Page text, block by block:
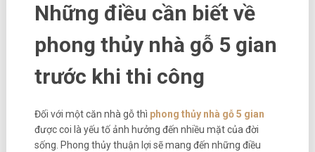
Những điều cần biết về
phong thủy nhà gỗ 5 gian
trước khi thi công
Đối với một căn nhà gỗ thì phong thủy nhà gỗ 5 gian
được coi là yếu tố ảnh hưởng đến nhiều mặt của đời
sống. Phong thủy thuận lợi sẽ mang đến những điều